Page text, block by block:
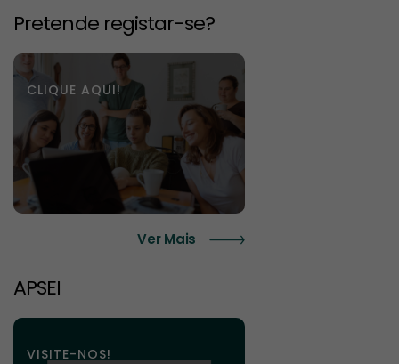
Pretende registar-se?
CLIQUE AQUI!
Ver Mais
APSEI
VISITE-NOS!